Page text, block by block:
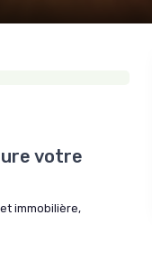
votre
immobilière,